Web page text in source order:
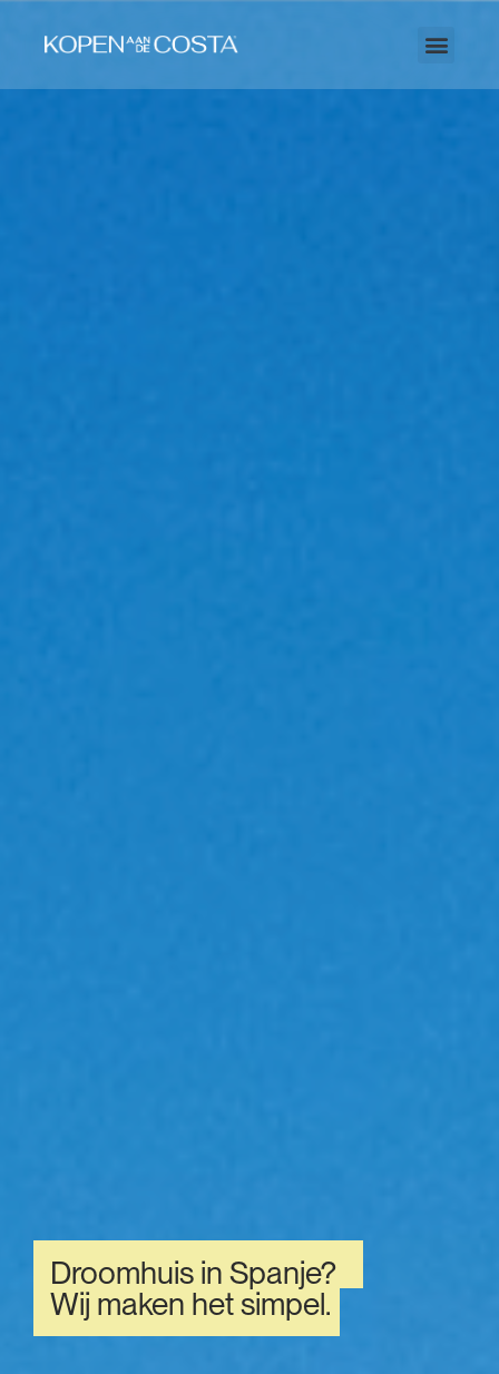
Droomhuis in Spanje?
Wij maken het simpel.